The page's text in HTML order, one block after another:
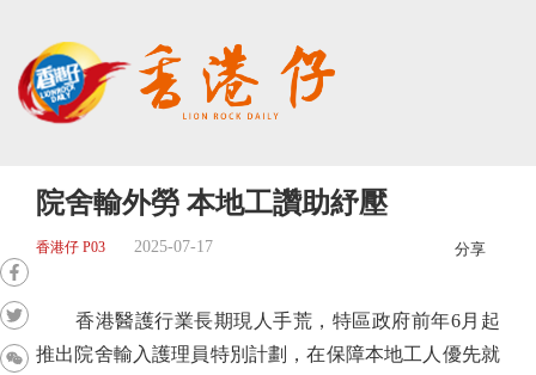
院舍輸外勞 本地工讚助紓壓
香港仔 P03 2025-07-17 分享
香港醫護行業長期現人手荒，特區政府前年6月起
推出院舍輸入護理員特別計劃，在保障本地工人優先就